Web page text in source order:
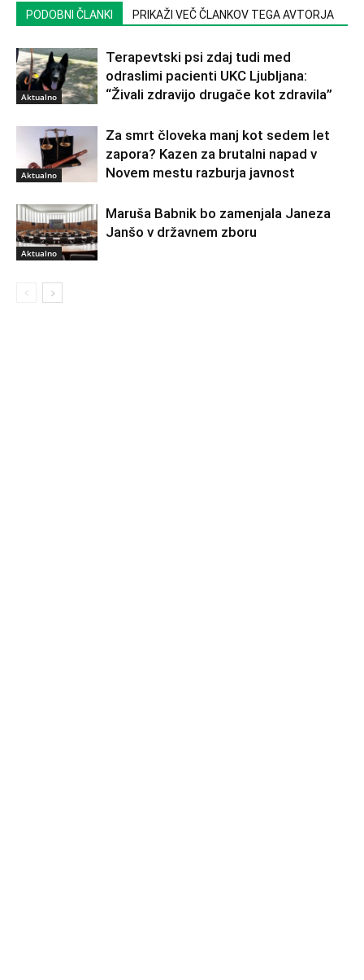
PODOBNI ČLANKI PRIKAŽI VEČ ČLANKOV TEGA AVTORJA
Aktualno
Terapevtski psi zdaj tudi med
odraslimi pacienti UKC Ljubljana:
“Živali zdravijo drugače kot zdravila”
Aktualno
Za smrt človeka manj kot sedem let
zapora? Kazen za brutalni napad v
Novem mestu razburja javnost
Aktualno
Maruša Babnik bo zamenjala Janeza
Janšo v državnem zboru